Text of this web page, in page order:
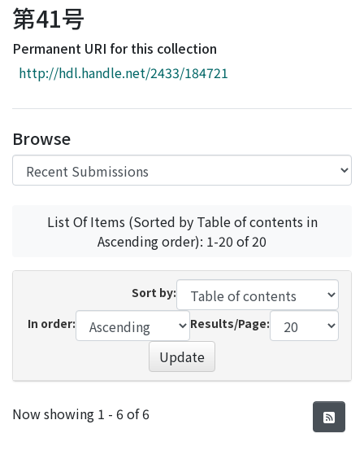
Browse
Download Ranking
Access Statistics
第41号
Permanent URI for this collection
http://hdl.handle.net/2433/184721
Browse
List Of Items (Sorted by Table of contents in
Ascending order): 1-20 of 20
Sort by:
In order:
Results/Page:
Update
Recent Submissions
Now showing 1 - 6 of 6